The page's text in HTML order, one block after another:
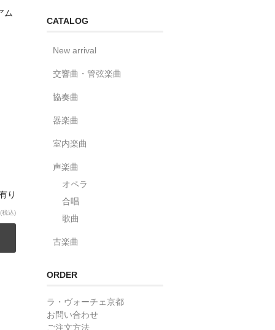
ム
り
(税込)
CATALOG
New arrival
交響曲・管弦楽曲
協奏曲
器楽曲
室内楽曲
声楽曲
オペラ
合唱
歌曲
古楽曲
ORDER
ラ・ヴォーチェ京都
お問い合わせ
ご注文方法